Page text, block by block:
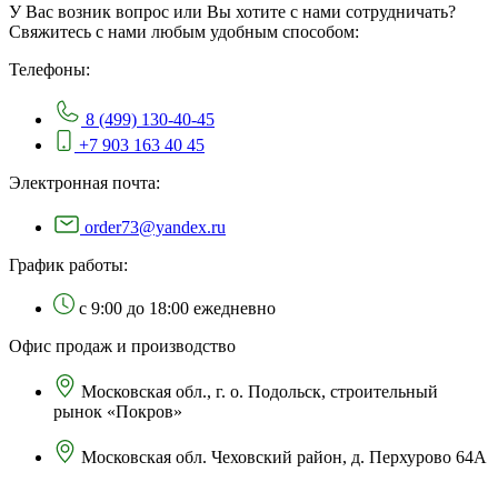
У Вас возник вопрос или Вы хотите с нами сотрудничать?
Свяжитесь с нами любым удобным способом:
Телефоны:
8 (499) 130-40-45
+7 903 163 40 45
Электронная почта:
order73@yandex.ru
График работы:
с 9:00 до 18:00 ежедневно
Офис продаж и производство
Московская обл., г. о. Подольск, строительный
рынок «Покров»
Московская обл. Чеховский район, д. Перхурово 64А